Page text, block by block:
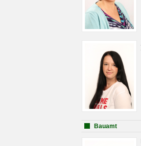
Bauamt